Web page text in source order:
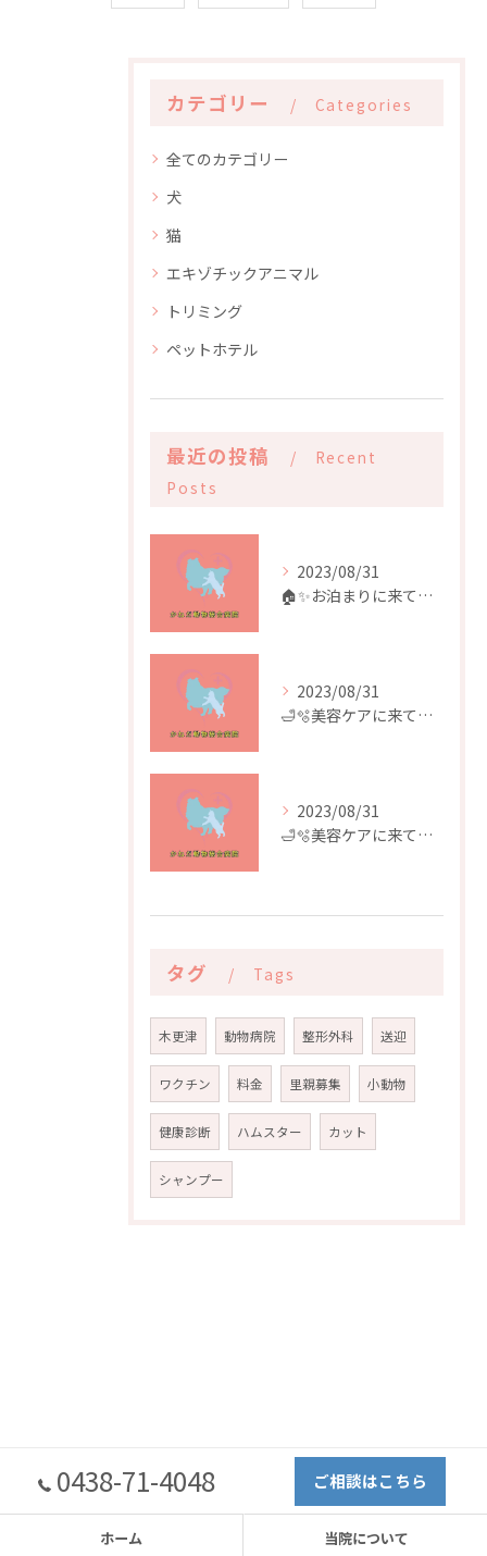
カテゴリー Categories
全てのカテゴリー
犬
猫
エキゾチックアニマル
トリミング
ペットホテル
最近の投稿
Recent
Posts
2023/08/31
🏠✨️お泊まりに来てくれたお友達✨️🏠
2023/08/31
🛁🫧美容ケアに来てくれたお友達🫧🛁
2023/08/31
🛁🫧美容ケアに来てくれたお友達🫧🛁
タグ Tags
木更津 動物病院 整形外科 送迎
ワクチン 料金 里親募集 小動物
健康診断 ハムスター カット
シャンプー
0438-71-4048 ご相談はこちら
ホーム 当院について